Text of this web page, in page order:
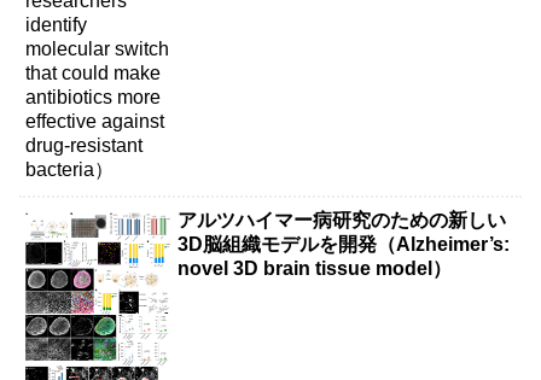
アルツハイマー病研究のための新しい
3D脳組織モデルを開発（Alzheimer’s:
novel 3D brain tissue model）